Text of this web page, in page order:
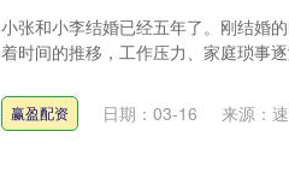
小张和小李结婚已经五年了。刚结婚
着时间的推移，工作压力、家庭琐事
赢盈配资 日期：03-16 来源：